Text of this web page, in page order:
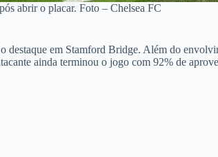
abrir o placar. Foto – Chelsea FC
em Stamford Bridge. Além do
ainda terminou o jogo com 92% de